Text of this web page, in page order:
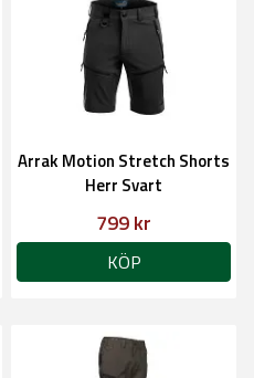
Arrak Motion Stretch Shorts
Herr Svart
799 kr
KÖP